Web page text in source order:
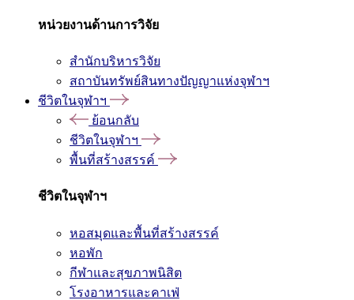
หน่วยงานด้านการวิจัย
สำนักบริหารวิจัย
สถาบันทรัพย์สินทางปัญญาแห่งจุฬาฯ
ชีวิตในจุฬาฯ
ย้อนกลับ
ชีวิตในจุฬาฯ
พื้นที่สร้างสรรค์
ชีวิตในจุฬาฯ
หอสมุดและพื้นที่สร้างสรรค์
หอพัก
กีฬาและสุขภาพนิสิต
โรงอาหารและคาเฟ่